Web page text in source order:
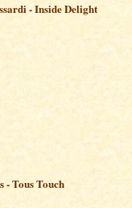
- Inside Delight
- Tous Touch